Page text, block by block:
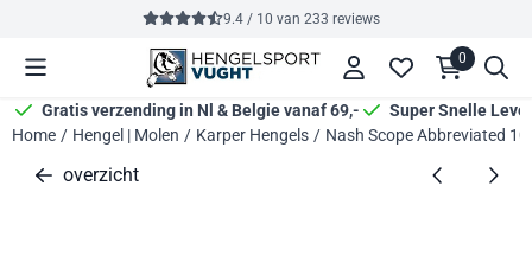
Cookievoorkeuren zijn momenteel gesloten.
9.4 / 10 van 233 reviews
0
Gratis verzending in Nl & Belgie vanaf 69,-
Super Snelle
Home / Hengel | Molen / Karper Hengels / Nash Scope Abbreviated
overzicht